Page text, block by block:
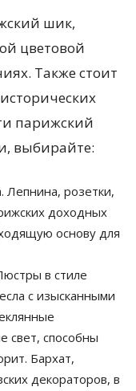
шик,
цветовой
Также стоит
парижский
выбирайте:
Лепнина, розетки,
доходных
основу для
в стиле
с изысканными
свет, способны
Бархат,
декораторов, в